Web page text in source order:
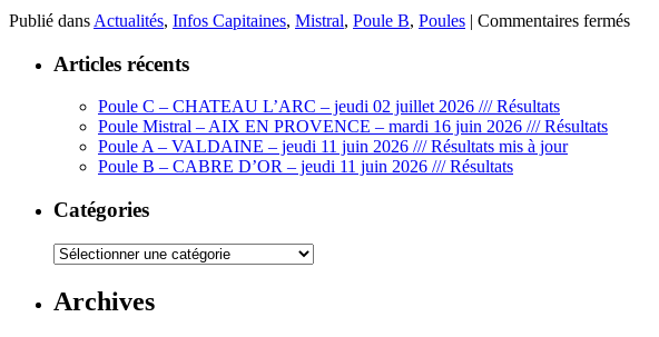
Publié dans Actualités, Infos Capitaines, Mistral, Poule B, Poules | Commentaires ferméssur
Articles récents
Poule C – CHATEAU L’ARC – jeudi 02 juillet 2026 /// Résultats
Poule Mistral – AIX EN PROVENCE – mardi 16 juin 2026 /// Résultats
Poule A – VALDAINE – jeudi 11 juin 2026 /// Résultats mis à jour
Poule B – CABRE D’OR – jeudi 11 juin 2026 /// Résultats
Catégories
Catégories
Archives